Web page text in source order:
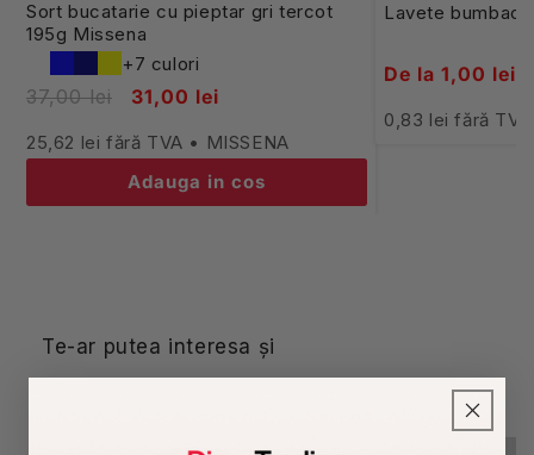
Sort bucatarie cu pieptar gri tercot
195g Missena
+7 culori
37,00 lei 31,00 lei
25,62 lei fără TVA • MISSENA
Adauga in cos
Lavete bumbac
De la 1,00 lei
0,83 lei fără
Te-ar putea interesa și